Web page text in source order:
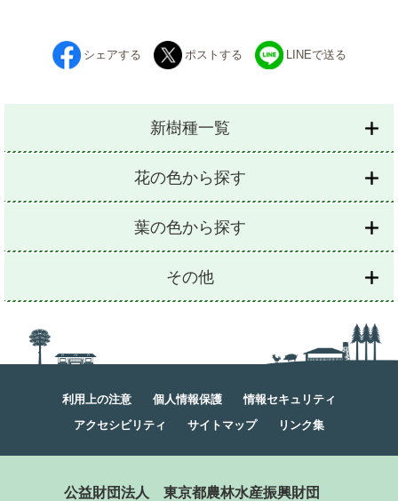
シェアする ポストする LINEで送る
新樹種一覧
花の色から探す
葉の色から探す
その他
利用上の注意 個人情報保護
情報セキュリティ
アクセシビリティ
サイトマップ リンク集
公益財団法人 東京都農林水産振興財団